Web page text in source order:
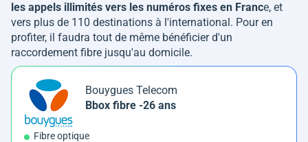
les appels illimités vers les numéros fixes en France, et
vers plus de 110 destinations à l'international. Pour en
profiter, il faudra tout de même bénéficier d'un
raccordement fibre jusqu'au domicile.
Bouygues Telecom
Bbox fibre -26 ans
Fibre optique